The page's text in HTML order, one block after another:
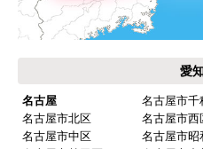
【その他感想・コメント】
保証書に添付する工事
次に何か交換タイミング
業者さんです。
愛
名古屋 名古屋市千
名古屋市北区
名古屋市西
名古屋市中区
名古屋市昭